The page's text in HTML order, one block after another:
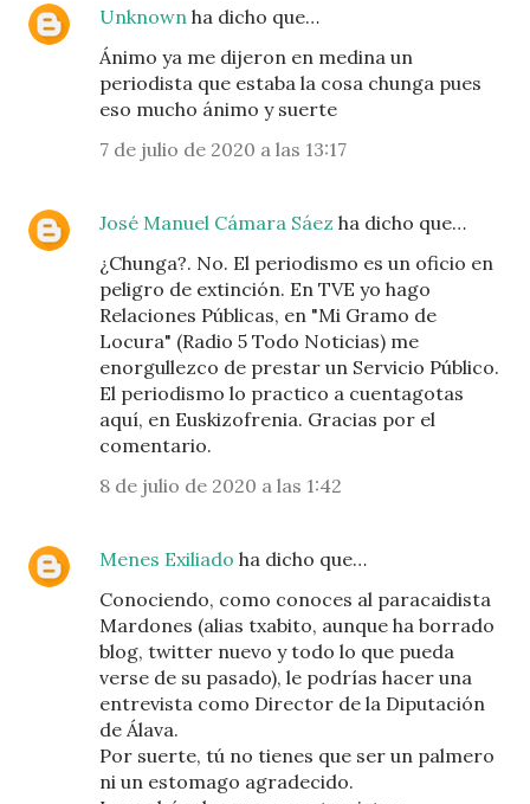
Unknown ha dicho que…
Ánimo ya me dijeron en medina un
periodista que estaba la cosa chunga pues
eso mucho ánimo y suerte
7 de julio de 2020 a las 13:17
José Manuel Cámara Sáez ha dicho que…
¿Chunga?. No. El periodismo es un oficio en
peligro de extinción. En TVE yo hago
Relaciones Públicas, en "Mi Gramo de
Locura" (Radio 5 Todo Noticias) me
enorgullezco de prestar un Servicio Público.
El periodismo lo practico a cuentagotas
aquí, en Euskizofrenia. Gracias por el
comentario.
8 de julio de 2020 a las 1:42
Menes Exiliado ha dicho que…
Conociendo, como conoces al paracaidista
Mardones (alias txabito, aunque ha borrado
blog, twitter nuevo y todo lo que pueda
verse de su pasado), le podrías hacer una
entrevista como Director de la Diputación
de Álava.
Por suerte, tú no tienes que ser un palmero
ni un estomago agradecido.